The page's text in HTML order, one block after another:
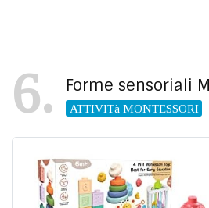
6 Forme sensoriali
ATTIVITà MONTESSORI